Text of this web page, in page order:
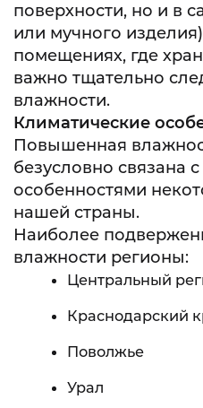
поверхности, но и в
или мучного
помещениях, где
важно тщательно
влажности.
Климатические
Повышенная
безусловно связана
особенностями
нашей страны.
Наиболее
влажности регионы:
Центральный
Краснодарский
Поволжье
Урал